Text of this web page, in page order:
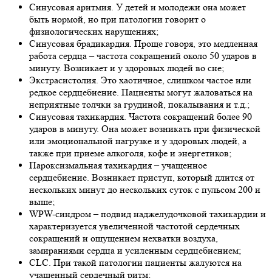
Синусовая аритмия. У детей и молодежи она может
быть нормой, но при патологии говорит о
физиологических нарушениях;
Синусовая брадикардия. Проще говоря, это медленная
работа сердца – частота сокращений около 50 ударов в
минуту. Возникает и у здоровых людей во сне;
Экстрасистолия. Это хаотичное, слишком частое или
редкое сердцебиение. Пациенты могут жаловаться на
неприятные толчки за грудиной, покалывания и т.д.;
Синусовая тахикардия. Частота сокращений более 90
ударов в минуту. Она может возникать при физической
или эмоциональной нагрузке и у здоровых людей, а
также при приеме алкоголя, кофе и энергетиков;
Пароксизмальная тахикардия – учащенное
сердцебиение. Возникает приступ, который длится от
нескольких минут до нескольких суток с пульсом 200 и
выше;
WPW-синдром – подвид наджелудочковой тахикардии и
характеризуется увеличенной частотой сердечных
сокращений и ощущением нехватки воздуха,
замираниями сердца и усиленным сердцебиением;
CLC. При такой патологии пациенты жалуются на
учащенный сердечный ритм;